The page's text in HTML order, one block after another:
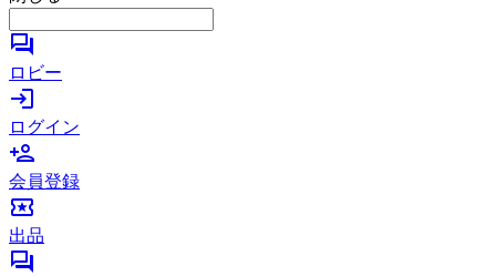
forum
ロビー
login
ログイン
person_add
会員登録
local_activity
出品
forum